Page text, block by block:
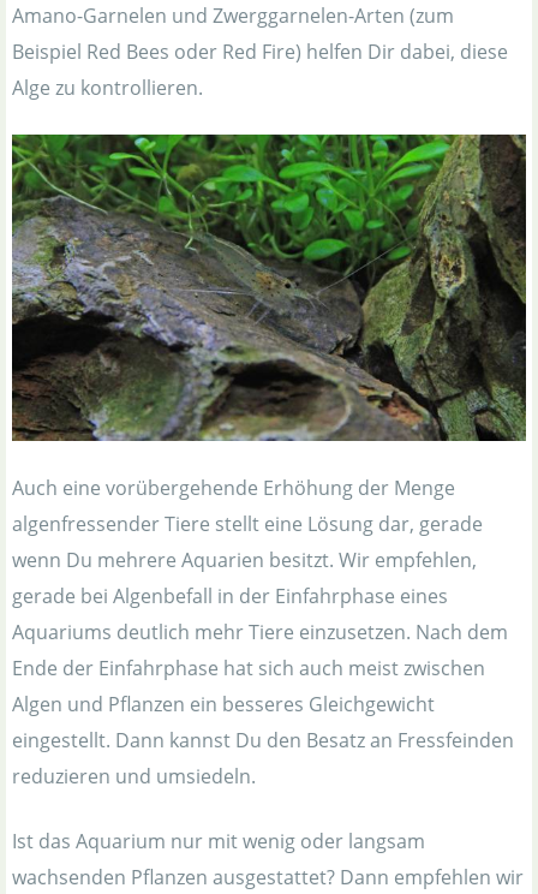
Amano-Garnelen und Zwerggarnelen-Arten (zum
Beispiel Red Bees oder Red Fire) helfen Dir dabei, diese
Alge zu kontrollieren.
Auch eine vorübergehende Erhöhung der Menge
algenfressender Tiere stellt eine Lösung dar, gerade
wenn Du mehrere Aquarien besitzt. Wir empfehlen,
gerade bei Algenbefall in der Einfahrphase eines
Aquariums deutlich mehr Tiere einzusetzen. Nach dem
Ende der Einfahrphase hat sich auch meist zwischen
Algen und Pflanzen ein besseres Gleichgewicht
eingestellt. Dann kannst Du den Besatz an Fressfeinden
reduzieren und umsiedeln.
Ist das Aquarium nur mit wenig oder langsam
wachsenden Pflanzen ausgestattet? Dann empfehlen wir